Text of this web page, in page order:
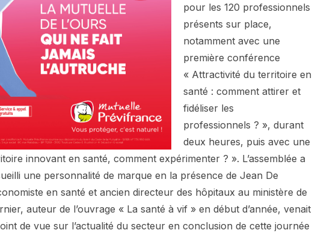
pour les 120 professionnels
présents sur place,
notamment avec une
première conférence
« Attractivité du territoire en
santé : comment attirer et
fidéliser les
professionnels ? », durant
deux heures, puis avec une
innovant en santé, comment expérimenter ? ». L’assemblée a
une personnalité de marque en la présence de Jean De
en santé et ancien directeur des hôpitaux au ministère de
auteur de l’ouvrage « La santé à vif » en début d’année, venait
de vue sur l’actualité du secteur en conclusion de cette journée